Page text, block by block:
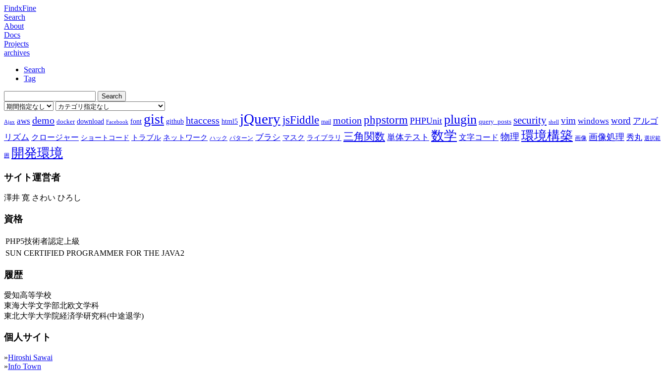
FindxFine
Search
About
Docs
Projects
archives
Search
Tag
Ajax aws demo docker download Facebook font gist github htaccess html5 jQuery jsFiddle mail motion phpstorm PHPUnit plugin query_posts security shell vim windows word アルゴ
リズム クロージャー ショートコード トラブル ネットワーク ハック パターン ブラシ マスク ライブラリ 三角関数 単体テスト 数学 文字コード 物理 環境構築 画像 画像処理 秀丸 選択範
囲 開発環境
サイト運営者
澤井 寛 さわい ひろし
資格
PHP5技術者認定上級
SUN CERTIFIED PROGRAMMER FOR THE JAVA2
履歴
愛知高等学校
東海大学文学部北欧文学科
東北大学大学院経済学研究科(中途退学)
個人サイト
»Hiroshi Sawai
»Info Town